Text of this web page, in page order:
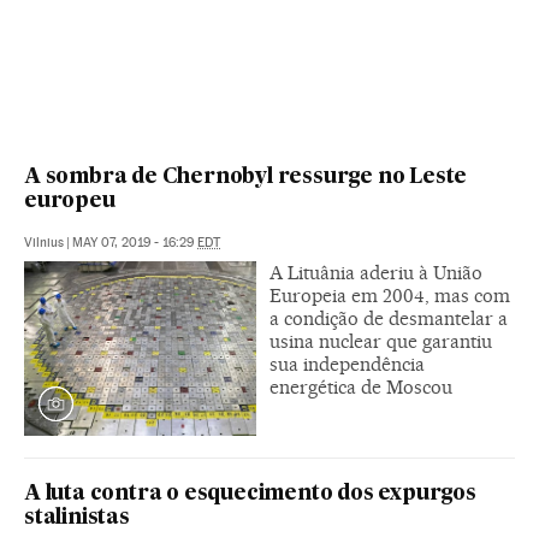
A sombra de Chernobyl ressurge no Leste
europeu
Vilnius | MAY 07, 2019 - 16:29 EDT
A Lituânia aderiu à União
Europeia em 2004, mas com
a condição de desmantelar a
usina nuclear que garantiu
sua independência
energética de Moscou
A luta contra o esquecimento dos expurgos
stalinistas